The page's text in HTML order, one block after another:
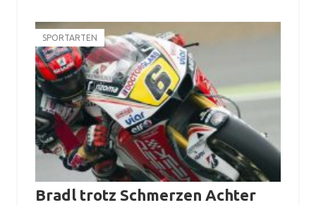
SPORTARTEN
Bradl trotz Schmerzen Achter